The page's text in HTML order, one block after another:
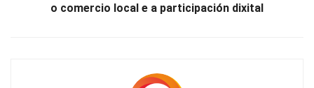
o comercio local e a participación dixital